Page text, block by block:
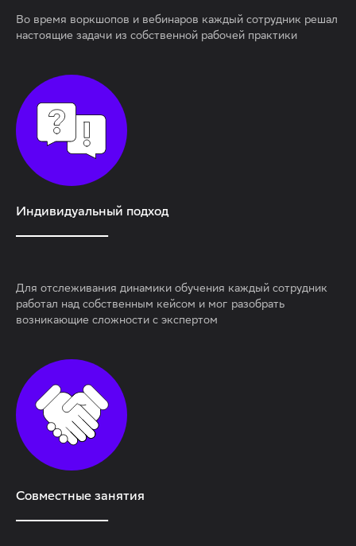
Во время воркшопов и вебинаров каждый сотрудник решал
настоящие задачи из собственной рабочей практики
Индивидуальный подход
Для отслеживания динамики обучения каждый сотрудник
работал над собственным кейсом и мог разобрать
возникающие сложности с экспертом
Совместные занятия